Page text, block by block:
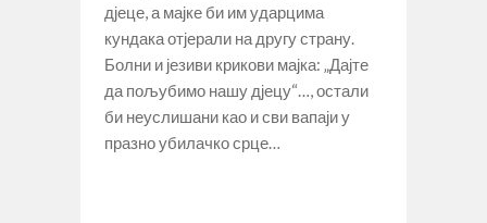
дјеце, а мајке би им ударцима
кундака отјерали на другу страну.
Болни и језиви крикови мајка: „Дајте
да пољубимо нашу дјецу“…, остали
би неуслишани као и сви вапаји у
празно убилачко срце…